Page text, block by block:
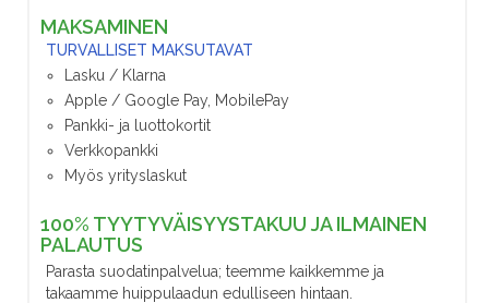
MAKSAMINEN
TURVALLISET MAKSUTAVAT
Lasku / Klarna
Apple / Google Pay, MobilePay
Pankki- ja luottokortit
Verkkopankki
Myös yrityslaskut
100% TYYTYVÄISYYSTAKUU JA ILMAINEN
PALAUTUS
Parasta suodatinpalvelua; teemme kaikkemme ja
takaamme huippulaadun edulliseen hintaan.